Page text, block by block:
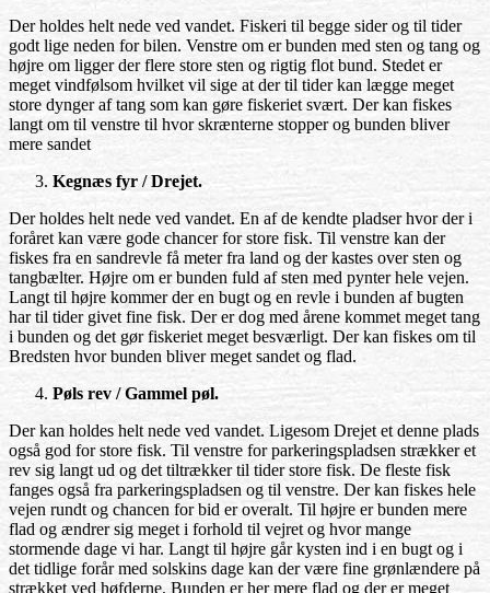
Der holdes helt nede ved vandet. Fiskeri til begge sider og til tider
godt lige neden for bilen. Venstre om er bunden med sten og tang og
højre om ligger der flere store sten og rigtig flot bund. Stedet er
meget vindfølsom hvilket vil sige at der til tider kan lægge meget
store dynger af tang som kan gøre fiskeriet svært. Der kan fiskes
langt om til venstre til hvor skrænterne stopper og bunden bliver
mere sandet
Kegnæs fyr / Drejet.
Der holdes helt nede ved vandet. En af de kendte pladser hvor der i
foråret kan være gode chancer for store fisk. Til venstre kan der
fiskes fra en sandrevle få meter fra land og der kastes over sten og
tangbælter. Højre om er bunden fuld af sten med pynter hele vejen.
Langt til højre kommer der en bugt og en revle i bunden af bugten
har til tider givet fine fisk. Der er dog med årene kommet meget tang
i bunden og det gør fiskeriet meget besværligt. Der kan fiskes om til
Bredsten hvor bunden bliver meget sandet og flad.
Pøls rev / Gammel pøl.
Der kan holdes helt nede ved vandet. Ligesom Drejet et denne plads
også god for store fisk. Til venstre for parkeringspladsen strækker et
rev sig langt ud og det tiltrækker til tider store fisk. De fleste fisk
fanges også fra parkeringspladsen og til venstre. Der kan fiskes hele
vejen rundt og chancen for bid er overalt. Til højre er bunden mere
flad og ændrer sig meget i forhold til vejret og hvor mange
stormende dage vi har. Langt til højre går kysten ind i en bugt og i
det tidlige forår med solskins dage kan der være fine grønlændere på
strækket ved høfderne. Bunden er her mere flad og der er meget